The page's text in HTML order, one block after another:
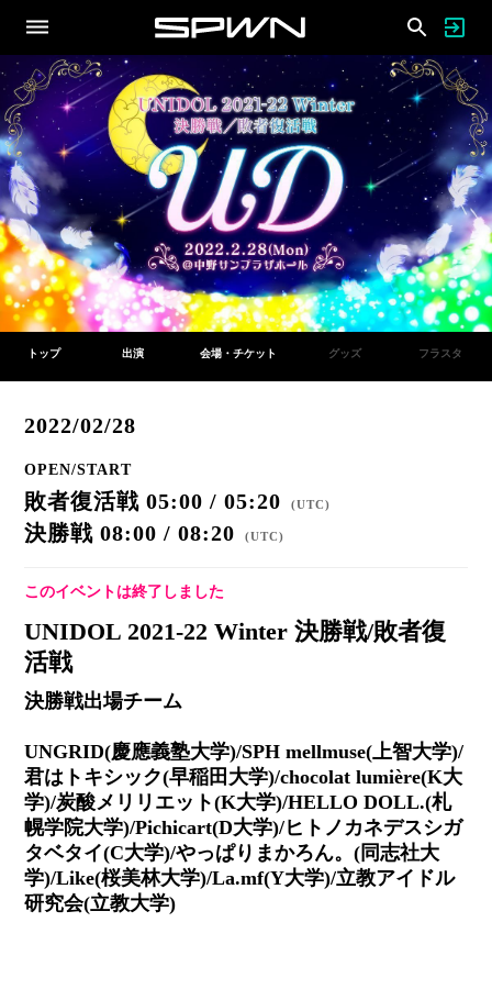
トップ 出演 会場・チケット グッズ フラスタ
2022/02/28
OPEN/START
敗者復活戦 05:00 / 05:20 (UTC)
決勝戦 08:00 / 08:20 (UTC)
このイベントは終了しました
UNIDOL 2021-22 Winter 決勝戦/敗者復
活戦
決勝戦出場チーム
UNGRID(慶應義塾大学)/SPH mellmuse(上智大学)/
君はトキシック(早稲田大学)/chocolat lumière(K大
学)/炭酸メリリエット(K大学)/HELLO DOLL.(札
幌学院大学)/Pichicart(D大学)/ヒトノカネデスシガ
タベタイ(C大学)/やっぱりまかろん。(同志社大
学)/Like(桜美林大学)/La.mf(Y大学)/立教アイドル
研究会(立教大学)